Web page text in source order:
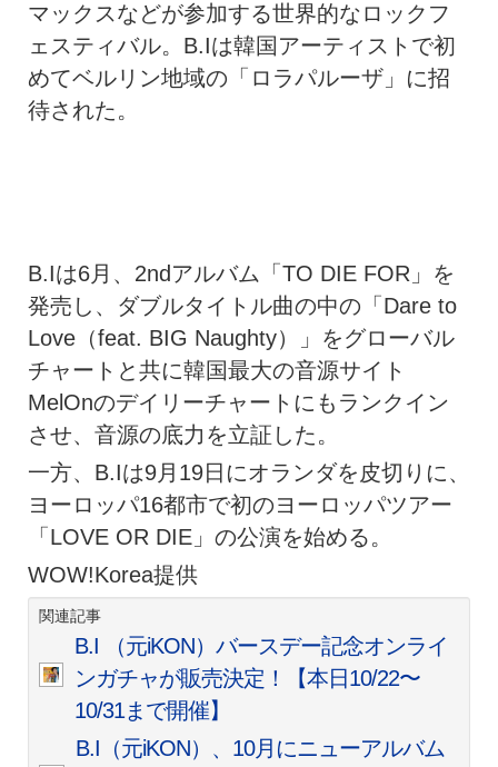
マックスなどが参加する世界的なロックフ
ェスティバル。B.Iは韓国アーティストで初
めてベルリン地域の「ロラパルーザ」に招
待された。
B.Iは6月、2ndアルバム「TO DIE FOR」を
発売し、ダブルタイトル曲の中の「Dare to
Love（feat. BIG Naughty）」をグローバル
チャートと共に韓国最大の音源サイト
MelOnのデイリーチャートにもランクイン
させ、音源の底力を立証した。
一方、B.Iは9月19日にオランダを皮切りに、
ヨーロッパ16都市で初のヨーロッパツアー
「LOVE OR DIE」の公演を始める。
WOW!Korea提供
関連記事
B.I （元iKON）バースデー記念オンライ
ンガチャが販売決定！【本日10/22〜
10/31まで開催】
B.I（元iKON）、10月にニューアルバム